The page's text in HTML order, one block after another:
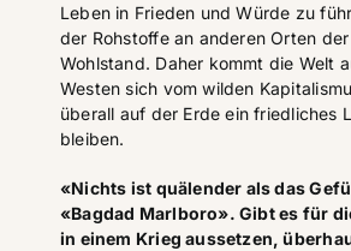
Leben in Frieden und Würde zu
der Rohstoffe an anderen Orten
Wohlstand. Daher kommt die Welt
Westen sich vom wilden
überall auf der Erde ein friedliches
bleiben.
«Nichts ist quälender als das
«Bagdad Marlboro». Gibt es für
in einem Krieg aussetzen,